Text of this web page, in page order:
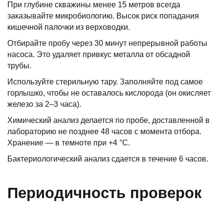
При глубине скважины менее 15 метров всегда
заказывайте микробиологию. Высок риск попадания
кишечной палочки из верховодки.
Отбирайте пробу через 30 минут непрерывной работы
насоса. Это удаляет привкус металла от обсадной
трубы.
Используйте стерильную тару. Заполняйте под самое
горлышко, чтобы не оставалось кислорода (он окисляет
железо за 2–3 часа).
Химический анализ делается по пробе, доставленной в
лабораторию не позднее 48 часов с момента отбора.
Хранение — в темноте при +4 °C.
Бактериологический анализ сдается в течение 6 часов.
Периодичность проверок